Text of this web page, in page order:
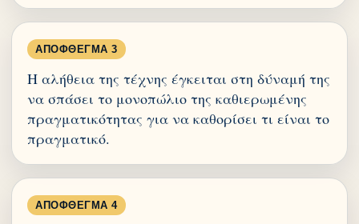
ΑΠΌΦΘΕΓΜΑ 3
Η αλήθεια της τέχνης έγκειται στη δύναμή της
να σπάσει το μονοπώλιο της καθιερωμένης
πραγματικότητας για να καθορίσει τι είναι το
πραγματικό.
ΑΠΌΦΘΕΓΜΑ 4